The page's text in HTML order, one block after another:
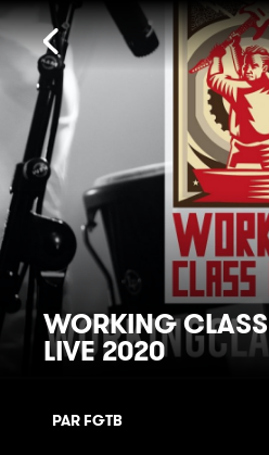
WORKING CLASS
LIVE2020
PAR FGTB